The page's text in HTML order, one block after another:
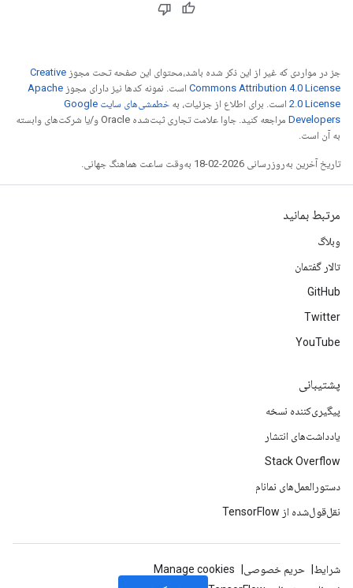
جز در مواردی که غیر از این ذکر شده باشد،‌محتوای این صفحه تحت مجوز Creative
Commons Attribution 4.0 License است. نمونه کدها نیز دارای مجوز Apache
2.0 License است. برای اطلاع از جزئیات، به
خطمشی‌های سایت Google
Developers‏
مراجعه کنید. جاوا علامت تجاری ثبت‌شده Oracle و/یا شرکت‌های وابسته
به آن است.
تاریخ آخرین به‌روزرسانی 2026-02-18 به‌وقت ساعت هماهنگ جهانی.
مرتبط بمانید
وبلاگ
تالار گفتمان
GitHub
Twitter
YouTube
پشتیبانی
پیگیری‌کننده نسخه
یادداشت‌های انتشار
Stack Overflow
دستورالعمل‌های نمانام
نقل‌قول‌شده از TensorFlow
شرایط حریم خصوصی
Manage cookies